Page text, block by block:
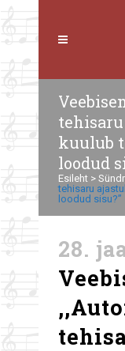
kuulub
loodud
Esileht >
tehisaru
loodud sisu?”
28.